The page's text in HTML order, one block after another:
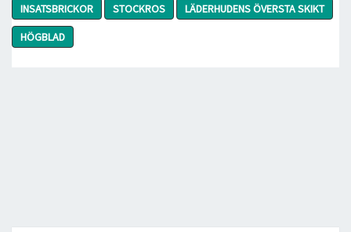
INSATSBRICKOR
STOCKROS
LÄDERHUDENS ÖVERSTA SKIKT
HÖGBLAD